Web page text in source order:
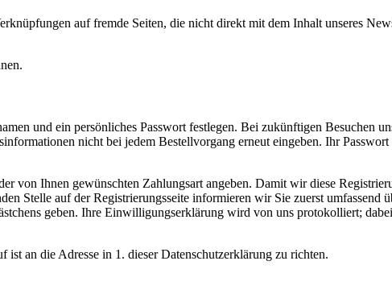
auf fremde Seiten, die nicht direkt mit dem Inhalt unseres
und ein persönliches Passwort festlegen. Bei zukünftigen Besuchen
nicht bei jedem Bestellvorgang erneut eingeben. Ihr
Ihnen gewünschten Zahlungsart angeben. Damit wir diese
Stelle auf der Registrierungsseite informieren wir Sie zuerst umfassend
geben. Ihre Einwilligungserklärung wird von uns protokolliert;
an die Adresse in 1. dieser Datenschutzerklärung zu richten.